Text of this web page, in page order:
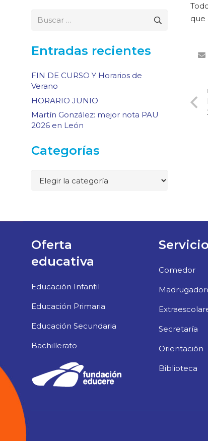
Buscar:
Entradas recientes
FIN DE CURSO Y Horarios de
Verano
HORARIO JUNIO
Martín González: mejor nota PAU
2026 en León
Categorías
Categorías
que
Oferta
educativa
Educación Infantil
Educación Primaria
Educación Secundaria
Bachillerato
Comedor
Secretaría
Orientación
Biblioteca